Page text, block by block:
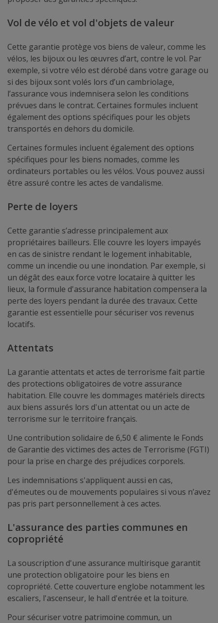
Vol de vélo et vol d'objets de valeur
Cette garantie protège vos biens de valeur, comme les
vélos, les bijoux ou les œuvres d’art, contre le vol. Par
exemple, si votre vélo est dérobé dans votre garage ou
si des bijoux sont volés lors d’un cambriolage,
l’assurance vous indemnisera selon les conditions
prévues dans le contrat. Certaines formules incluent
également des options spécifiques pour les objets
transportés en dehors du domicile.
Certaines formules incluent également des options
spécifiques pour les biens nomades, comme les
ordinateurs portables ou les vélos. Vous pouvez aussi
être assuré contre les actes de vandalisme.
Perte de loyers
Cette garantie s’adresse principalement aux
propriétaires bailleurs. Elle couvre les loyers impayés
en cas de sinistre rendant le logement inhabitable,
comme un incendie ou une inondation. Par exemple, si
un dégât des eaux force votre locataire à quitter les
lieux, la formule d'assurance habitation compensera la
perte des loyers pendant la durée des travaux. Cette
garantie est essentielle pour sécuriser vos revenus
locatifs.
Attentats
La garantie attentats et actes de terrorisme fait partie
des protections obligatoires de votre assurance
habitation. Elle couvre les dommages matériels directs
aux biens assurés lors d'un attentat ou un acte de
terrorisme sur le territoire français.
Une contribution solidaire de 6,50 € alimente le Fonds
de Garantie des victimes des actes de Terrorisme (FGTI)
pour la prise en charge des préjudices corporels.
Les indemnisations s'appliquent aussi en cas,
d'émeutes ou de mouvements populaires si vous n’avez
pas pris part personnellement à ces actes.
L'assurance des parties communes en
copropriété
La souscription d'une assurance multirisque garantit
une protection obligatoire pour les biens en
copropriété. Cette couverture englobe notamment les
escaliers, l'ascenseur, le hall d'entrée et la toiture.
Pour sécuriser votre patrimoine commun, un